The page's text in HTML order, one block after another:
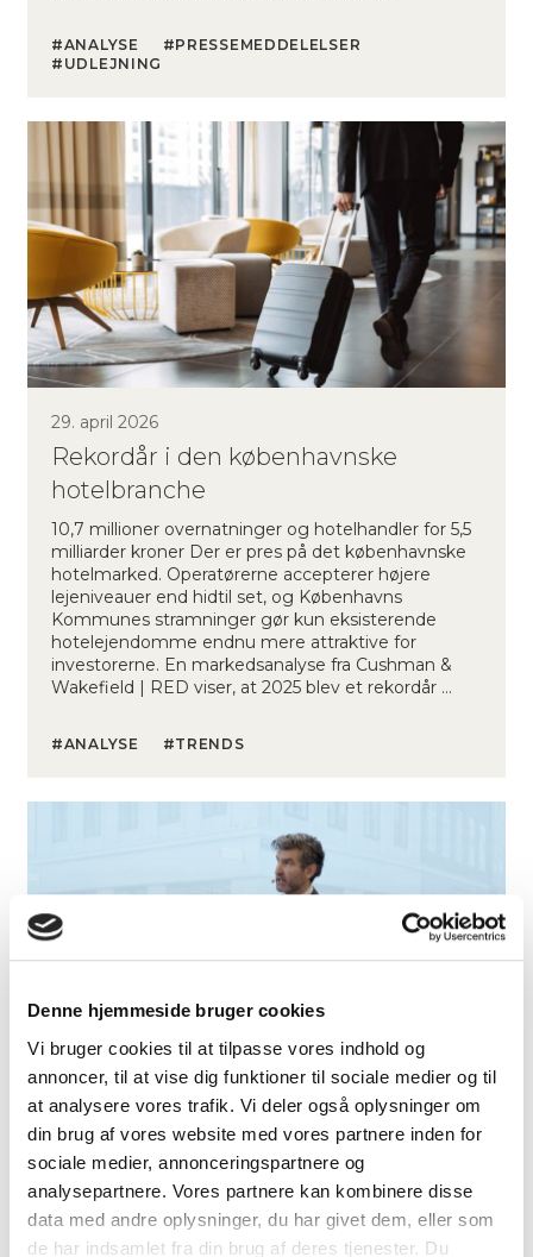
Denne hjemmeside bruger cookies
Vi bruger cookies til at tilpasse vores indhold og
annoncer, til at vise dig funktioner til sociale medier og til
at analysere vores trafik. Vi deler også oplysninger om
din brug af vores website med vores partnere inden for
sociale medier, annonceringspartnere og
analysepartnere. Vores partnere kan kombinere disse
data med andre oplysninger, du har givet dem, eller som
de har indsamlet fra din brug af deres tjenester. Du
ANALYSE
PRESSEMEDDELELSER
UDLEJNING
29. april 2026
Rekordår i den københavnske
hotelbranche
10,7 millioner overnatninger og hotelhandler for 5,5
milliarder kroner Der er pres på det københavnske
hotelmarked. Operatørerne accepterer højere
lejeniveauer end hidtil set, og Københavns
Kommunes stramninger gør kun eksisterende
hotelejendomme endnu mere attraktive for
investorerne. En markedsanalyse fra Cushman &
Wakefield | RED viser, at 2025 blev et rekordår …
ANALYSE TRENDS
19. februar 2026
Præsentation af ‘RED Danish
Investment Atlas 2026’
Torsdag den 19. februar 2026 præsenterede vi vores
årspublikation, ‘RED Danish Investment Atlas 2026’,